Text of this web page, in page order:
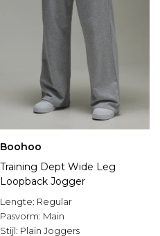
Boohoo
Training Dept Wide Leg
Loopback Jogger
Lengte: Regular
Pasvorm: Main
Stijl: Plain Joggers